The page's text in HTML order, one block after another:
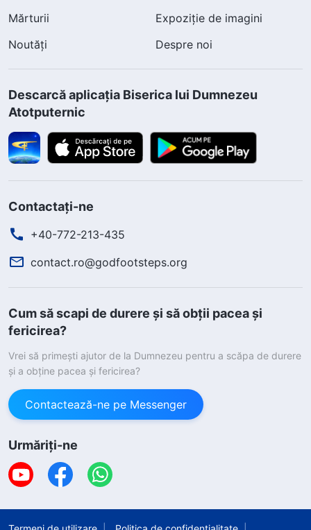
Mărturii
Expoziție de imagini
Noutăți
Despre noi
Descarcă aplicația Biserica lui Dumnezeu
Atotputernic
Contactați-ne
+40-772-213-435
contact.ro@godfootsteps.org
Cum să scapi de durere și să obții pacea și
fericirea?
Vrei să primești ajutor de la Dumnezeu pentru a scăpa de durere
și a obține pacea și fericirea?
Contactează-ne pe Messenger
Urmăriți-ne